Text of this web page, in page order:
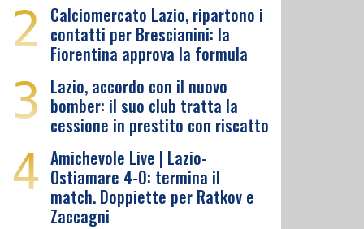
2 Calciomercato Lazio, ripartono i
contatti per Brescianini: la
Fiorentina approva la formula
3 Lazio, accordo con il nuovo
bomber: il suo club tratta la
cessione in prestito con riscatto
4 Amichevole Live | Lazio-
Ostiamare 4-0: termina il
match. Doppiette per Ratkov e
Zaccagni